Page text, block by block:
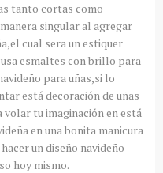
tanto cortas como
singular al agregar
cual sera un estiquer
esmaltes con brillo para
para uñas,si lo
está decoración de uñas
volar tu imaginación en está
en una bonita manicura
un diseño navideño
hoy mismo.